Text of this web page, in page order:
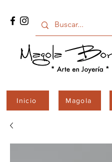
Inicio Magola